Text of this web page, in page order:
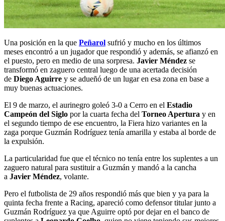
Una posición en la que Peñarol sufrió y mucho en los últimos
meses encontró a un jugador que respondió y además, se afianzó en
el puesto, pero en medio de una sorpresa. Javier Méndez se
transformó en zaguero central luego de una acertada decisión
de Diego Aguirre y se adueñó de un lugar en esa zona en base a
muy buenas actuaciones.
El 9 de marzo, el aurinegro goleó 3-0 a Cerro en el Estadio
Campeón del Siglo por la cuarta fecha del Torneo Apertura y en
el segundo tiempo de ese encuentro, la Fiera hizo variantes en la
zaga porque Guzmán Rodríguez tenía amarilla y estaba al borde de
la expulsión.
La particularidad fue que el técnico no tenía entre los suplentes a un
zaguero natural para sustituir a Guzmán y mandó a la cancha
a Javier Méndez, volante.
Pero el futbolista de 29 años respondió más que bien y ya para la
quinta fecha frente a Racing, apareció como defensor titular junto a
Guzmán Rodríguez ya que Aguirre optó por dejar en el banco de